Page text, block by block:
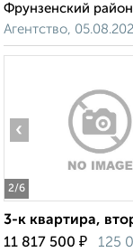
Фрунзенский
Агентство,
2/6
‹
3-к квартира,
11 817 500 ₽ 125